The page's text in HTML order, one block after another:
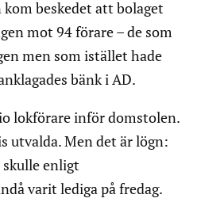
beskedet att bolaget
mot 94 förare – de som
men som istället hade
bänk i AD.
lokförare inför domstolen.
utvalda. Men det är lögn:
enligt
varit lediga på fredag.